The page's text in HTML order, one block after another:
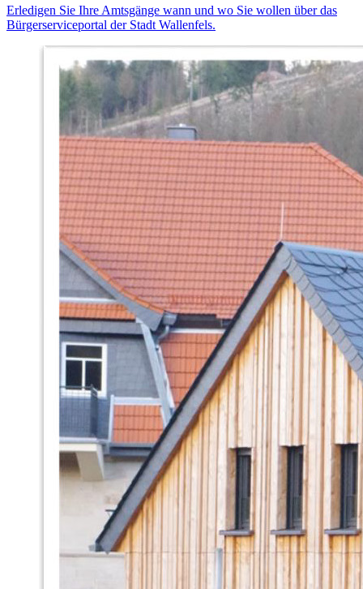
Erledigen Sie Ihre Amtsgänge wann und wo Sie wollen über das
Bürgerserviceportal der Stadt Wallenfels.